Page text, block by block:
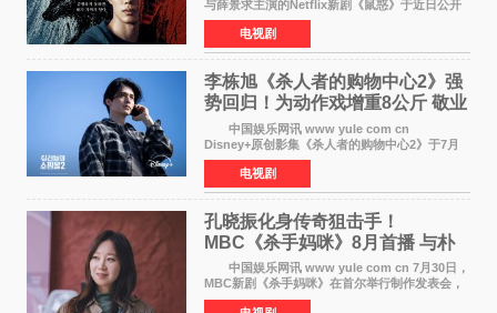
与薛景求主演的Netflix新剧《鼠惑》于近日公开
主海报，正式定档8月28日上线。 海报中，柳
俊烈与薛景求背对背站立，各自朝向相反方向，
幽暗的色调与
电视剧
李栋旭《杀人者的购物中心2》强
势回归！为动作戏增重8公斤 敬业
获赞
中国娱乐网讯 www yule com cn
Disney+原创影集《杀人者的购物中心2》于7月
22日正式上线，由男神李栋旭主演的郑进湾以2 0
完全体强势回归。该剧第一季曾被《纽约时报》
评选为全球最佳影集之一
电视剧
孔晓振化身传奇狙击手！
MBC《杀手妈咪》8月首播 与朴
恩斌展开收视对决
中国娱乐网讯 www yule com cn 7月30日，
MBC新剧《杀手妈咪》在首尔举行制作发表会，
主演孔晓振、郑准元、李相二、无真星、崔宇